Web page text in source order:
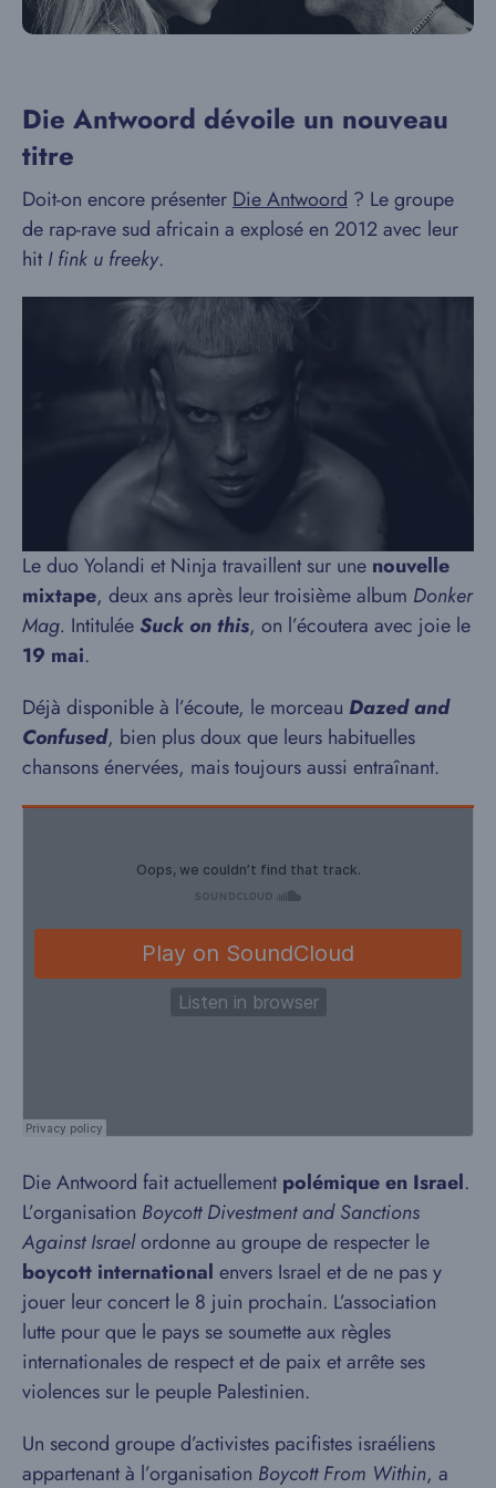
Die Antwoord dévoile un nouveau
titre
Doit-on encore présenterDie Antwoord ? Le groupe
de rap-rave sud africain a explosé en 2012 avec leur
hitI fink u freeky.
Le duo Yolandi et Ninja travaillent sur une nouvelle
mixtape, deux ans après leur troisième album Donker
Mag. IntituléeSuck on this, on l’écoutera avec joie le
19 mai.
Déjà disponible à l’écoute, le morceau Dazed and
Confused, bien plus doux que leurs habituelles
chansons énervées, mais toujours aussi entraînant.
Die Antwoord fait actuellementpolémique en Israel.
L’organisation Boycott Divestment and Sanctions
Against Israelordonne au groupe de respecter le
boycott international envers Israel et de ne pas y
jouer leur concert le 8 juin prochain. L’association
lutte pour que le pays se soumette aux règles
internationales de respect et de paix et arrête ses
violences sur le peuple Palestinien.
Un second groupe d’activistes pacifistes israéliens
appartenant à l’organisation Boycott From Within, a